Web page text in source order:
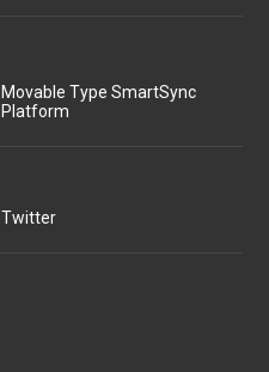
Movable Type SmartSync
Platform
Twitter